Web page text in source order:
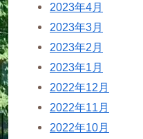
2023年4月
2023年3月
2023年2月
2023年1月
2022年12月
2022年11月
2022年10月